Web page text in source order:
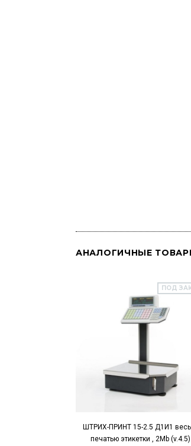
АНАЛОГИЧНЫЕ
ПОД
ШТРИХ-ПРИНТ 15-2.5 Д1И1
печатью этикетки , 2Mb (v.4.5)